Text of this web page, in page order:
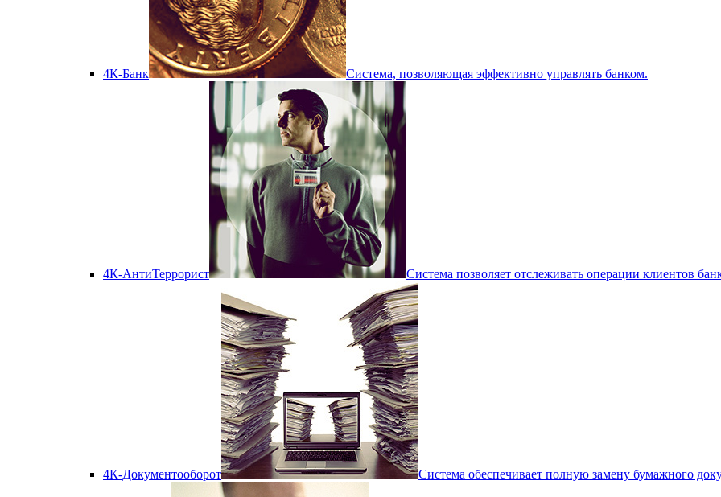
4К-Банк Cистема, позволяющая эффективно управлять банком.
4К-АнтиТеррорист Система позволяет отслеживать операции клиентов
4К-Документооборот Система обеспечивает полную замену бумажного